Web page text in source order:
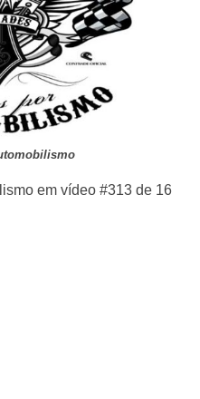
em vídeo #313 de 16